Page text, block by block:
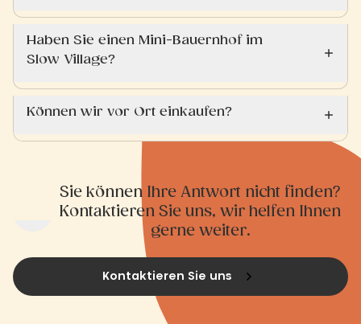
Haben Sie einen Mini-Bauernhof im
Slow Village?
Können wir vor Ort einkaufen?
Sie können Ihre Antwort nicht finden?
Kontaktieren Sie uns, wir helfen Ihnen
gerne weiter.
Kontaktieren Sie uns